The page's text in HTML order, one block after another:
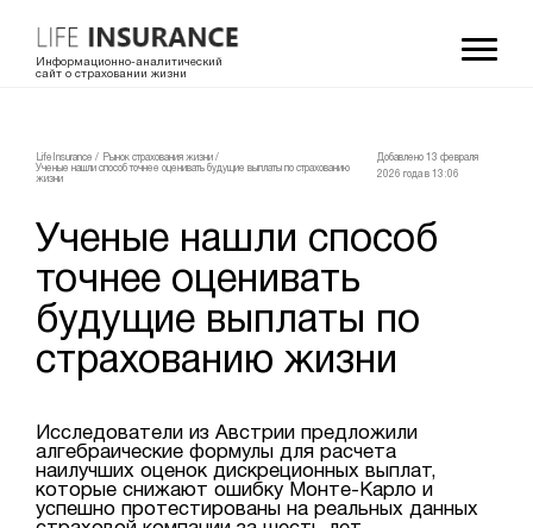
Информационно-аналитический
сайт о страховании жизни
LifeInsurance / Рынок страхования жизни /
Ученые нашли способ точнее оценивать будущие выплаты по страхованию
жизни
Добавлено 13 февраля
2026 года в 13:06
Ученые нашли способ
точнее оценивать
будущие выплаты по
страхованию жизни
Исследователи из Австрии предложили
алгебраические формулы для расчета
наилучших оценок дискреционных выплат,
которые снижают ошибку Монте-Карло и
успешно протестированы на реальных данных